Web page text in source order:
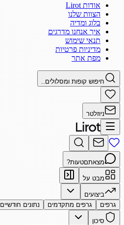
אודות Lirot
הצוות שלנו
בלוג ומדיה
איך אנחנו מדרגים
תנאי שימוש
מדיניות פרטיות
מפת אתר
חיפוש קופות ומסלולים..
ניוזלטר
מצאתםטעות?
מבט על
ביצועים
גרפים
גרפים מתקדמים נתונים חודשיים
סיכון